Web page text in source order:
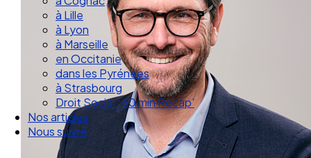
à Lyon
à Marseille
en Occitanie
dans les Pyrénées
à Strasbourg
Droit Social : 60 min Recap’
Nos articles
Nous suivre